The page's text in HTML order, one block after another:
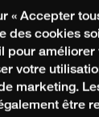
« Accepter
des cookies
pour améliorer
votre
marketing.
être